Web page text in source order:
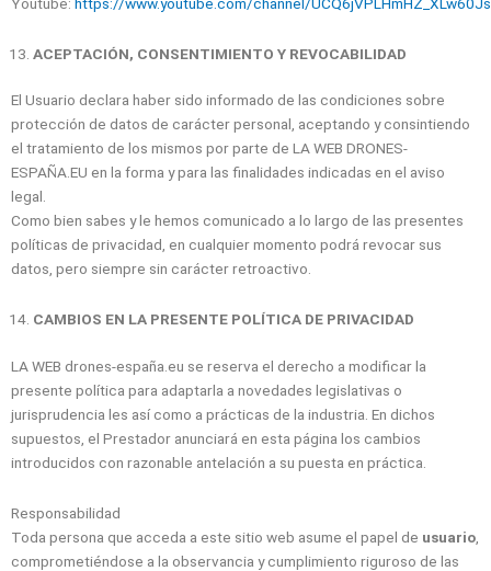
ACEPTACIÓN, CONSENTIMIENTO Y REVOCABILIDAD
El Usuario declara haber sido informado de las condiciones sobre
protección de datos de carácter personal, aceptando y consintiendo
el tratamiento de los mismos por parte de LA WEB DRONES-
ESPAÑA.EU en la forma y para las finalidades indicadas en el aviso
legal.
Como bien sabes y le hemos comunicado a lo largo de las presentes
políticas de privacidad, en cualquier momento podrá revocar sus
datos, pero siempre sin carácter retroactivo.
CAMBIOS EN LA PRESENTE POLÍTICA DE PRIVACIDAD
LA WEB drones-españa.eu se reserva el derecho a modificar la
presente política para adaptarla a novedades legislativas o
jurisprudencia les así como a prácticas de la industria. En dichos
supuestos, el Prestador anunciará en esta página los cambios
introducidos con razonable antelación a su puesta en práctica.
Responsabilidad
Toda persona que acceda a este sitio web asume el papel de usuario
comprometiéndose a la observancia y cumplimiento riguroso de las